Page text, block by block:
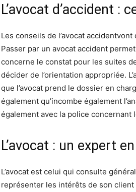
L’avocat d’accident :
Les conseils de l’avocat
Passer par un avocat accident
concerne le constat pour les suites
décider de l’orientation appropriée.
que l’avocat prend le dossier en
également qu’incombe également
également avec la police
L’avocat : un expert
L’avocat est celui qui consulte
représenter les intérêts de son client